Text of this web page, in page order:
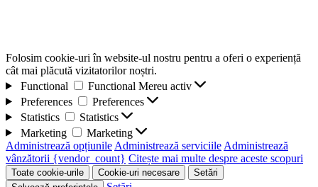
Folosim cookie-uri în website-ul nostru pentru a oferi o experiență
cât mai plăcută vizitatorilor noștri.
Functional
Functional Mereu activ
Preferences
Preferences
Statistics
Statistics
Marketing
Marketing
Administrează opțiunile Administrează serviciile Administrează
vânzătorii {vendor_count} Citește mai multe despre aceste scopuri
Toate cookie-urile Cookie-uri necesare
Setări